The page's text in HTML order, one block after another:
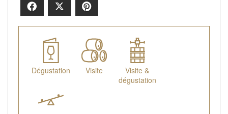
Facebook
Dégustation Visite
Visite &
dégustation